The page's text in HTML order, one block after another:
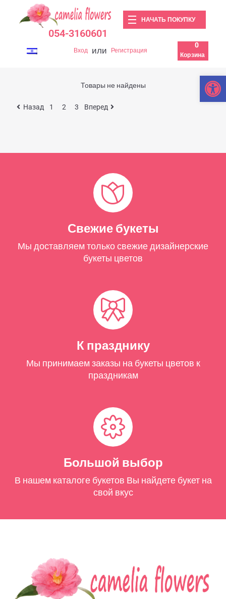
054-3160601
НАЧАТЬ ПОКУПКУ
Вход или Регистрация Корзина
0
Товары не найдены
Назад 1 2 3 Вперед
Свежие букеты
Мы доставляем только свежие дизайнерские
букеты цветов
К празднику
Мы принимаем заказы на букеты цветов к
праздникам
Большой выбор
В нашем каталоге букетов Вы найдете букет на
свой вкус